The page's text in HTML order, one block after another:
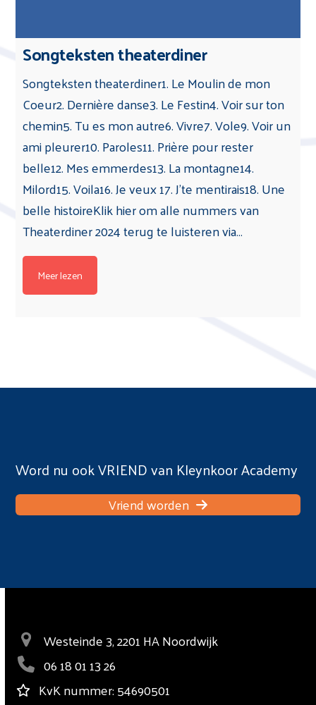
Songteksten theaterdiner
Songteksten theaterdiner1. Le Moulin de mon
Coeur2. Dernière danse3. Le Festin4. Voir sur ton
chemin5. Tu es mon autre6. Vivre7. Vole9. Voir un
ami pleurer10. Paroles11. Prière pour rester
belle12. Mes emmerdes13. La montagne14.
Milord15. Voila16. Je veux 17. J'te mentirais18. Une
belle histoireKlik hier om alle nummers van
Theaterdiner 2024 terug te luisteren via…
Meer lezen
Word nu ook VRIEND van Kleynkoor Academy
Vriend worden
Westeinde 3, 2201 HA Noordwijk
06 18 01 13 26
KvK nummer: 54690501